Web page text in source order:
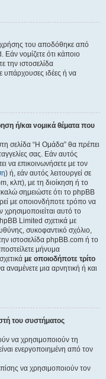
του αποδόθηκε από
νομίζετε ότι κάποιο
την ιστοσελίδα
υπάρχουσες ιδέες ή να
ή/και νομικά θέματα που
σελίδα “Η Ομάδα” θα πρέπει
σας. Εάν αυτός
να επικοινωνήσετε με τον
) ή, εάν αυτός λειτουργεί σε
κλπ), με τη διοίκηση ή το
σημειώστε ότι το phpBB
με οποιονδήποτε τρόπο να
αυτό το
Limited σχετικά με
συκοφαντικό σχόλιο,
ιστοσελίδα phpBB.com ή το
μήνυμα
με οποιοδήποτε τρίτο
μια αρνητική ή και
του συστήματος
να χρησιμοποιούν τη
ενεργοποιημένη από τον
να χρησιμοποιούν τον